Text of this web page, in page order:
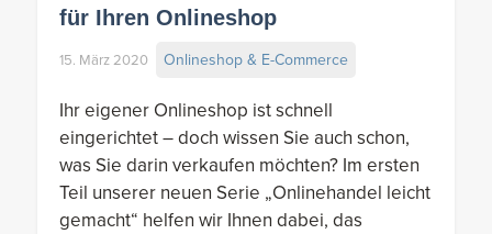
für Ihren Onlineshop
15. März 2020 Onlineshop & E-Commerce
Ihr eigener Onlineshop ist schnell
eingerichtet – doch wissen Sie auch schon,
was Sie darin verkaufen möchten? Im ersten
Teil unserer neuen Serie „Onlinehandel leicht
gemacht“ helfen wir Ihnen dabei, das